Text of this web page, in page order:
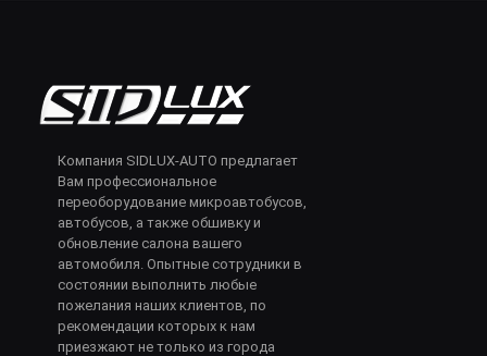
Компания SIDLUX-AUTO предлагает
Вам профессиональное
переоборудование микроавтобусов,
автобусов, а также обшивку и
обновление салона вашего
автомобиля. Опытные сотрудники в
состоянии выполнить любые
пожелания наших клиентов, по
рекомендации которых к нам
приезжают не только из города